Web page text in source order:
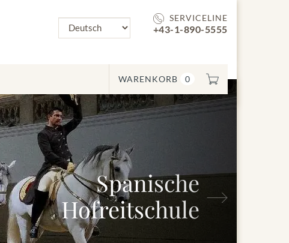
SERVICELINE
+43-1-890-5555
WARENKORB 0
Salzburger
Festspiele 2026